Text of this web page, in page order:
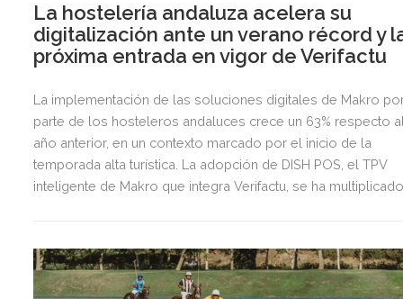
La hostelería andaluza acelera su
digitalización ante un verano récord y
próxima entrada en vigor de Verifactu
La implementación de las soluciones digitales de Makro
parte de los hosteleros andaluces crece un 63% respecto
año anterior, en un contexto marcado por el inicio de la
temporada alta turística. La adopción de DISH POS, el TPV
inteligente de Makro que integra Verifactu, se ha